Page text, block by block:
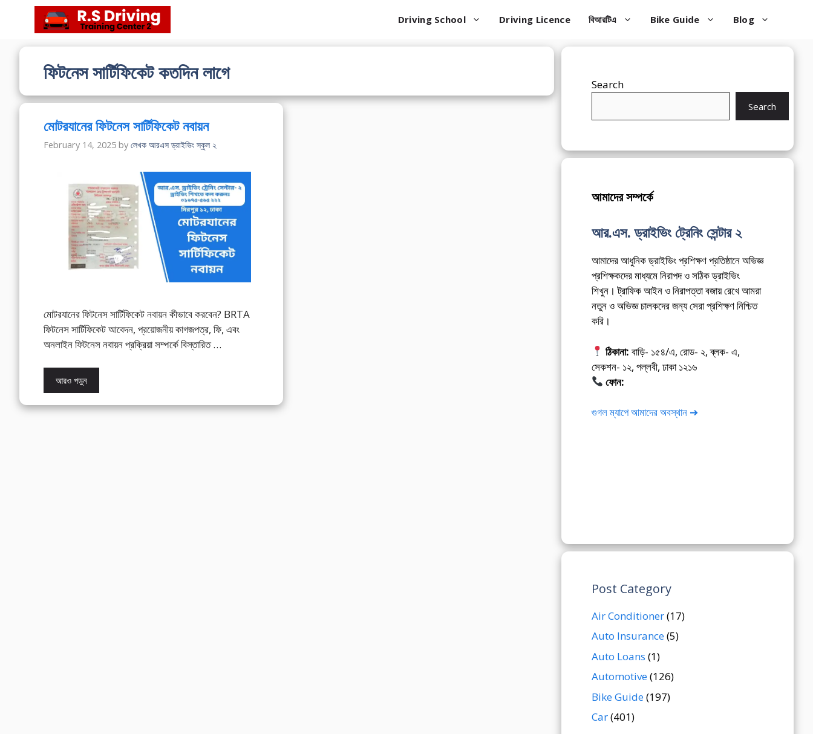
content
Driving School Driving Licence বিআরটিএ Bike Guide Blog
ফিটনেস সার্টিফিকেট কতদিন লাগে
মোটরযানের ফিটনেস সার্টিফিকেট নবায়ন
February 14, 2025 by লেখক আরএস ড্রাইভিং স্কুল ২
মোটরযানের ফিটনেস সার্টিফিকেট নবায়ন কীভাবে করবেন? BRTA
ফিটনেস সার্টিফিকেট আবেদন, প্রয়োজনীয় কাগজপত্র, ফি, এবং
অনলাইন ফিটনেস নবায়ন প্রক্রিয়া সম্পর্কে বিস্তারিত …
আরও পড়ুন
Search
Search
আমাদের সম্পর্কে
আর.এস. ড্রাইভিং ট্রেনিং সেন্টার ২
আমাদের আধুনিক ড্রাইভিং প্রশিক্ষণ প্রতিষ্ঠানে অভিজ্ঞ
প্রশিক্ষকদের মাধ্যমে নিরাপদ ও সঠিক ড্রাইভিং
শিখুন। ট্রাফিক আইন ও নিরাপত্তা বজায় রেখে আমরা
নতুন ও অভিজ্ঞ চালকদের জন্য সেরা প্রশিক্ষণ নিশ্চিত
করি।
ঠিকানা: বাড়ি- ১৫৪/এ, রোড- ২, ব্লক- এ,
সেকশন- ১২, পল্লবী, ঢাকা ১২১৬
ফোন:
গুগল ম্যাপে আমাদের অবস্থান ➔
Post Category
Air Conditioner(17)
Auto Insurance(5)
Auto Loans (1)
Automotive(126)
Bike Guide(197)
Car(401)